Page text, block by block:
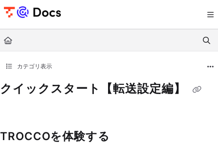
Documentation Index
Use this file to discover all available pages before exploring further.
カテゴリ表示
クイックスタート【転送設定編】
TROCCOを体験する